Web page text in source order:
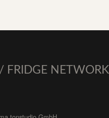
FRIDGE NETWORK